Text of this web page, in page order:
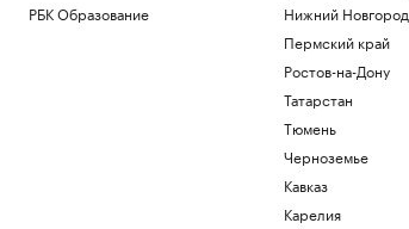
РБК Образование
Нижний Новгород
Пермский край
Ростов-на-Дону
Татарстан
Тюмень
Черноземье
Кавказ
Карелия